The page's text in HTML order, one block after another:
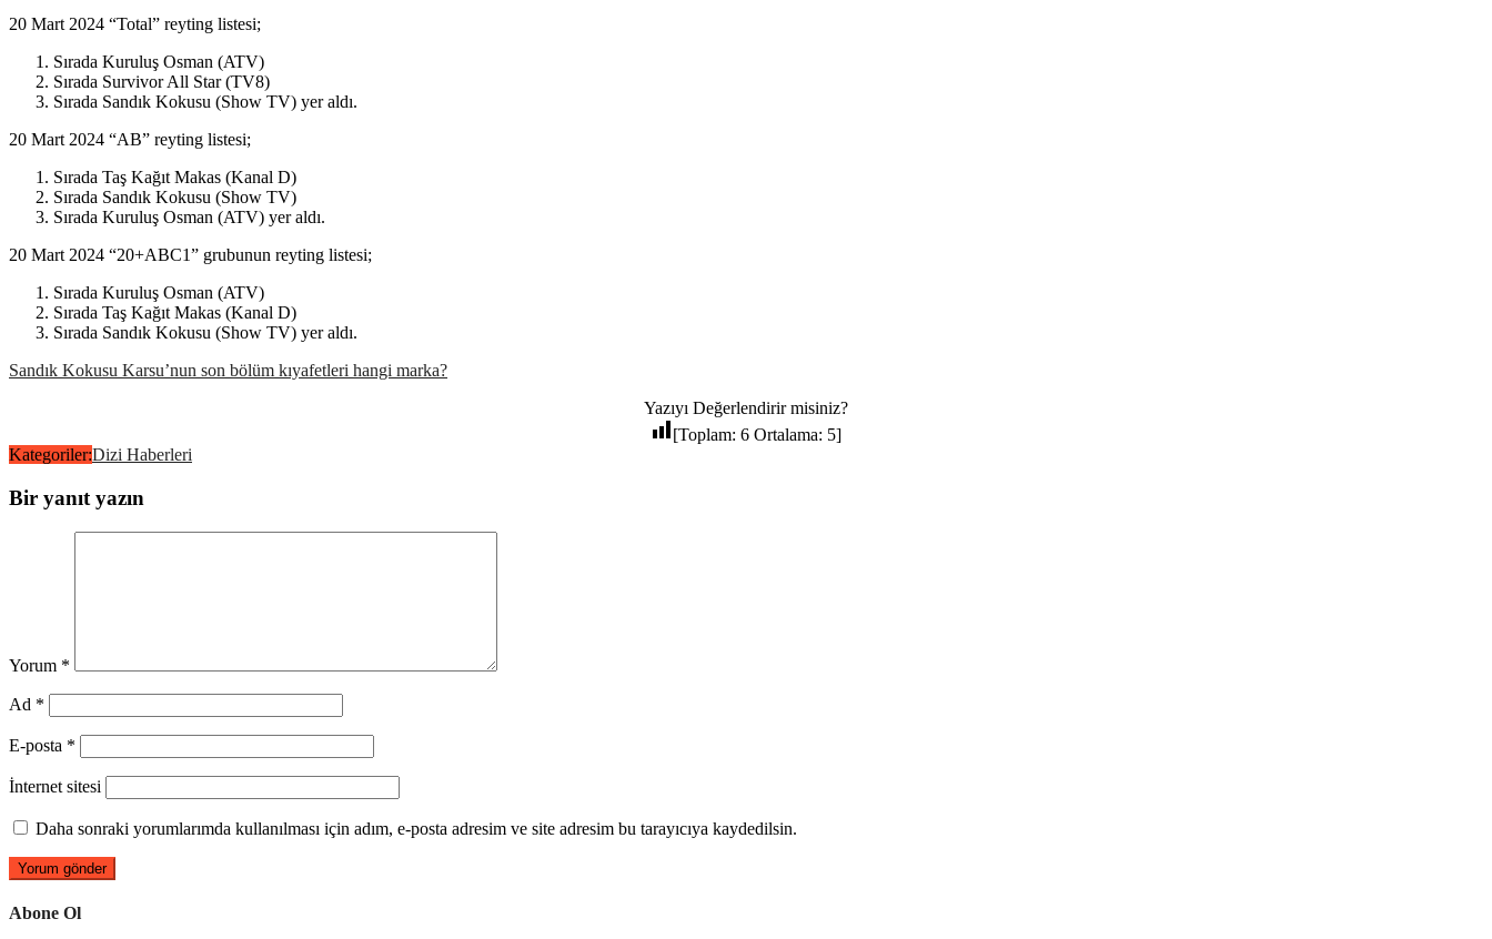
20 Mart 2024 “Total” reyting listesi;
Sırada Kuruluş Osman (ATV)
Sırada Survivor All Star (TV8)
Sırada Sandık Kokusu (Show TV) yer aldı.
20 Mart 2024 “AB” reyting listesi;
Sırada Taş Kağıt Makas (Kanal D)
Sırada Sandık Kokusu (Show TV)
Sırada Kuruluş Osman (ATV) yer aldı.
20 Mart 2024 “20+ABC1” grubunun reyting listesi;
Sırada Kuruluş Osman (ATV)
Sırada Taş Kağıt Makas (Kanal D)
Sırada Sandık Kokusu (Show TV) yer aldı.
Sandık Kokusu Karsu’nun son bölüm kıyafetleri hangi marka?
Yazıyı Değerlendirir misiniz?
[Toplam: 6 Ortalama: 5]
Kategoriler:Dizi Haberleri
Bir yanıt yazın
Yorum *
Ad *
E-posta *
İnternet sitesi
Daha sonraki yorumlarımda kullanılması için adım, e-posta adresim ve site adresim bu tarayıcıya kaydedilsin.
Abone Ol